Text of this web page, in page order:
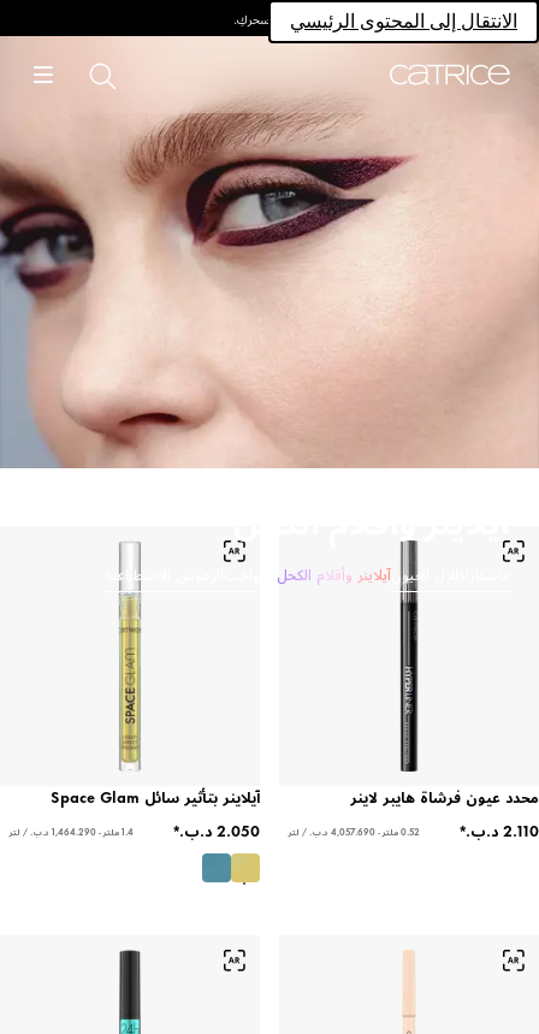
الانتقال إلى المحتوى الرئيسيامتلكي سحركِ.
ظلال العيون آيلاينر وأقلام الكحل الرموش الاصطناعية
محدد عيون فرشاة هايبر لاينر
0.52 ملتر - ‏4,057.690 د.ب.‏ / لتر
آيلاينر بتأثير سائل Space Glam
1.4 ملتر - ‏1,464.290 د.ب.‏ / لتر